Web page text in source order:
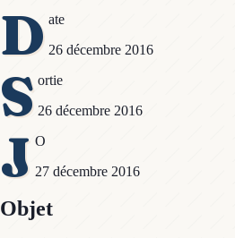
D ate
26 décembre 2016
S ortie
26 décembre 2016
J O
27 décembre 2016
Objet